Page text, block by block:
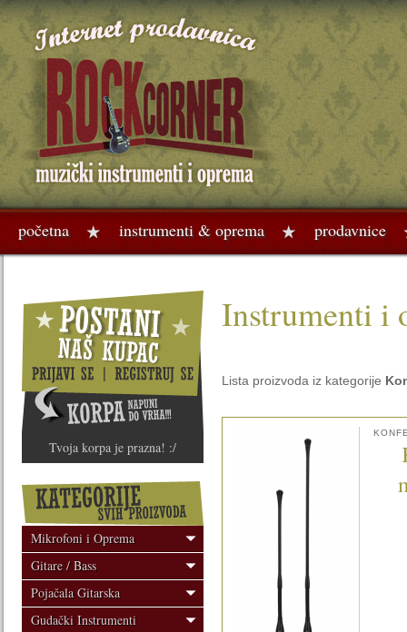
početna instrumenti & oprema prodavnice
Tvoja korpa je prazna! :/
Mikrofoni i Oprema
Gitare / Bass
Pojačala Gitarska
Gudački Instrumenti
Instrumenti i
Lista proizvoda iz kategorije